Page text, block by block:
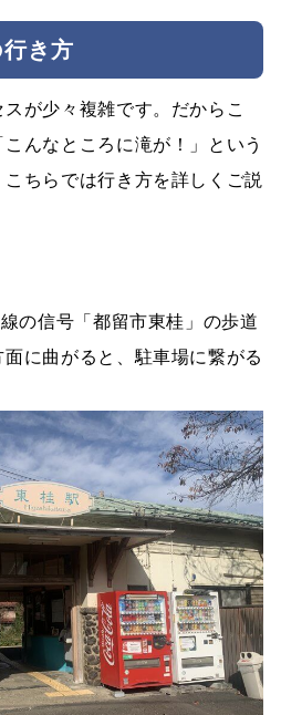
き方
スが少々複雑です。だからこ
んなところに滝が！」という
ちらでは行き方を詳しくご説
の信号「都留市東桂」の歩道
に曲がると、駐車場に繋がる